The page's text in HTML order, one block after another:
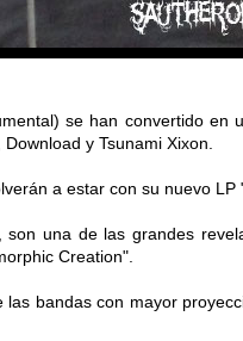
se han convertido
y Tsunami Xixon.
a estar con su nuevo LP
son una de las grandes
Creation".
bandas con mayor